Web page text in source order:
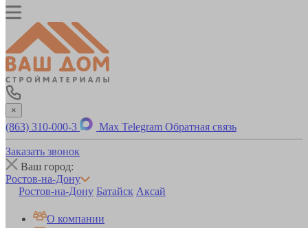
×
(863) 310-000-3 Max Telegram Обратная связь
Заказать звонок
Ваш город:
Ростов-на-Дону
Ростов-на-Дону Батайск Аксай
О компании